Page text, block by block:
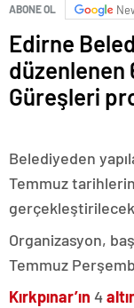
ABONE OL
Edirne
düzenlenen
Güreşleri
Belediyeden
Temmuz
gerçekleştirilecek.
Organizasyon,
Temmuz
Kırkpınar’ın 4